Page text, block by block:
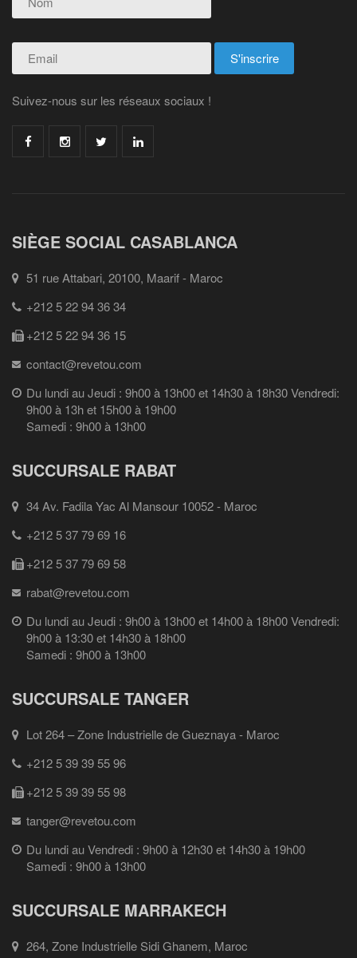
Suivez-nous sur les réseaux sociaux !
SIÈGE SOCIAL CASABLANCA
51 rue Attabari, 20100, Maarif - Maroc
+212 5 22 94 36 34
+212 5 22 94 36 15
contact@revetou.com
Du lundi au Jeudi : 9h00 à 13h00 et 14h30 à 18h30 Vendredi:
9h00 à 13h et 15h00 à 19h00
Samedi : 9h00 à 13h00
SUCCURSALE RABAT
34 Av. Fadila Yac Al Mansour 10052 - Maroc
+212 5 37 79 69 16
+212 5 37 79 69 58
rabat@revetou.com
Du lundi au Jeudi : 9h00 à 13h00 et 14h00 à 18h00 Vendredi:
9h00 à 13:30 et 14h30 à 18h00
Samedi : 9h00 à 13h00
SUCCURSALE TANGER
Lot 264 – Zone Industrielle de Gueznaya - Maroc
+212 5 39 39 55 96
+212 5 39 39 55 98
tanger@revetou.com
Du lundi au Vendredi : 9h00 à 12h30 et 14h30 à 19h00
Samedi : 9h00 à 13h00
SUCCURSALE MARRAKECH
264, Zone Industrielle Sidi Ghanem, Maroc